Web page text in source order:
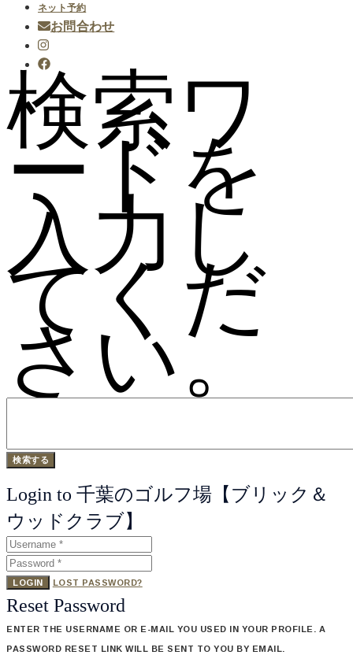
ネット予約
お問合わせ
検索ワ
ードを
入力し
てくだ
さい。
Login to 千葉のゴルフ場【ブリック＆
ウッドクラブ】
LOGIN LOST PASSWORD?
Reset Password
ENTER THE USERNAME OR E-MAIL YOU USED IN YOUR PROFILE. A
PASSWORD RESET LINK WILL BE SENT TO YOU BY EMAIL.